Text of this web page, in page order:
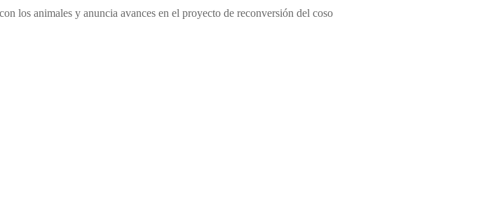
los animales y anuncia avances en el proyecto de reconversión del coso